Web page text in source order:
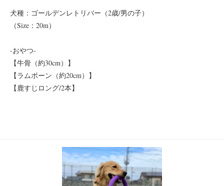
犬種：ゴールデンレトリバー（2歳/男の子）
（Size：20m）
-おやつ-
【牛骨（約30cm）】
【ラムボーン（約20cm）】
【鹿すじロング/2本】